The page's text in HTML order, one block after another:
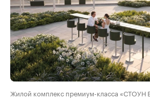
Жилой комплекс премиум-класса «СТОУН